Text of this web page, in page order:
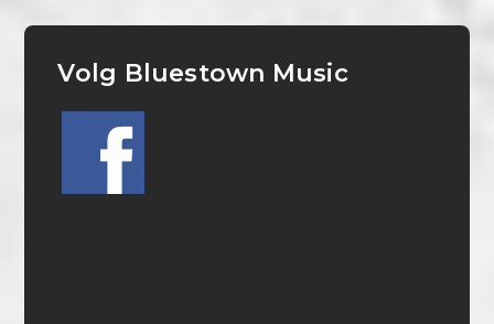
Volg Bluestown Music